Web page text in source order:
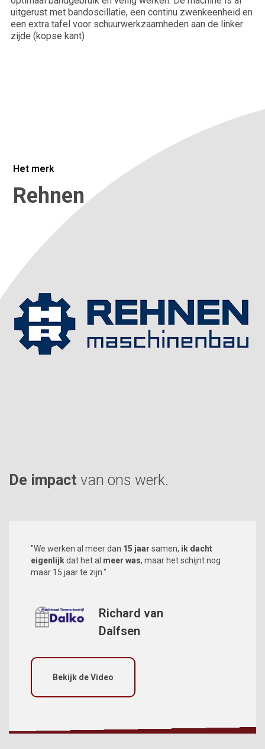
Bedrijfsnaam*
uitgerust met bandoscillatie, een continu zwenkeenheid en
een extra tafel voor schuurwerkzaamheden aan de linker
zijde (kopse kant)
Het merk
Rehnen
De impact van ons werk.
"We werken al meer dan 15 jaar samen, ik dacht
eigenlijkdat het al meer was, maar het schijnt nog
maar 15 jaar te zijn."
Richard van
Dalfsen
Bekijk de Video